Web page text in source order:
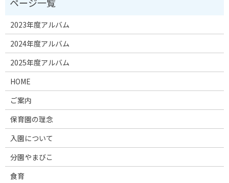
2023年度アルバム
2024年度アルバム
2025年度アルバム
HOME
ご案内
保育園の理念
入園について
分園やまびこ
食育